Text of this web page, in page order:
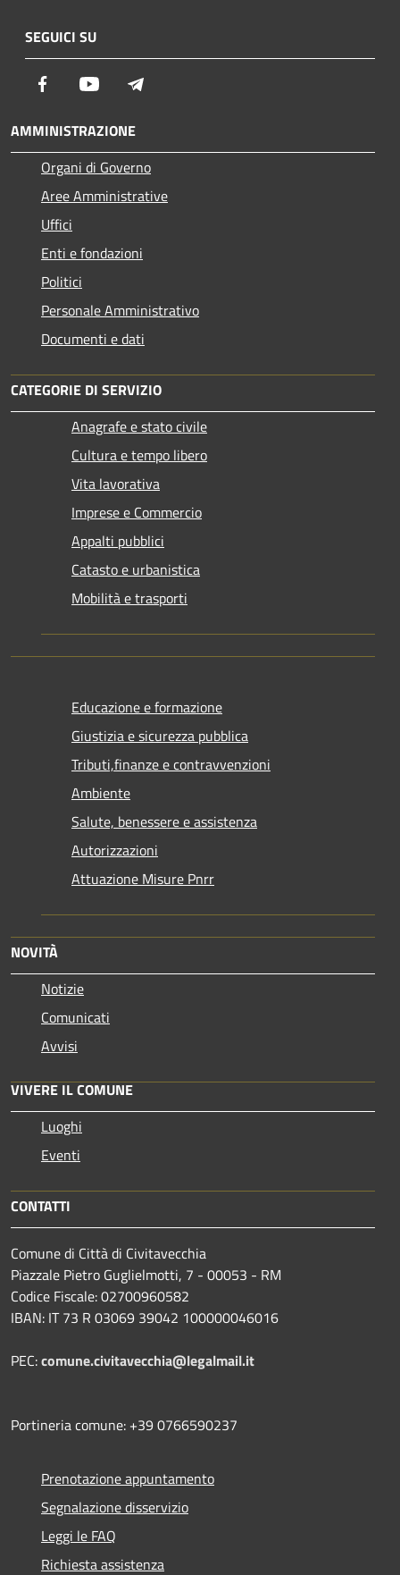
SEGUICI SU
Facebook Youtube
AMMINISTRAZIONE
Organi di Governo
Aree Amministrative
Uffici
Enti e fondazioni
Politici
Personale Amministrativo
Documenti e dati
CATEGORIE DI SERVIZIO
Anagrafe e stato civile
Cultura e tempo libero
Vita lavorativa
Imprese e Commercio
Appalti pubblici
Catasto e urbanistica
Mobilità e trasporti
Educazione e formazione
Giustizia e sicurezza pubblica
Tributi,finanze e contravvenzioni
Ambiente
Salute, benessere e assistenza
Autorizzazioni
Attuazione Misure Pnrr
NOVITÀ
Notizie
Comunicati
Avvisi
VIVERE IL COMUNE
Luoghi
Eventi
CONTATTI
Comune di Città di Civitavecchia
Piazzale Pietro Guglielmotti, 7 - 00053 - RM
Codice Fiscale: 02700960582
IBAN: IT 73 R 03069 39042 100000046016
PEC:comune.civitavecchia@legalmail.it
Portineria comune: +39 0766590237
Prenotazione appuntamento
Segnalazione disservizio
Leggi le FAQ
Richiesta assistenza